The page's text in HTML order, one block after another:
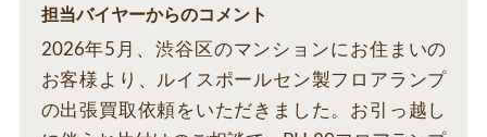
担当バイヤーからのコメント
2026年5月、渋谷区のマンションにお住まいの
お客様より、ルイスポールセン製フロアランプ
の出張買取依頼をいただきました。お引っ越し